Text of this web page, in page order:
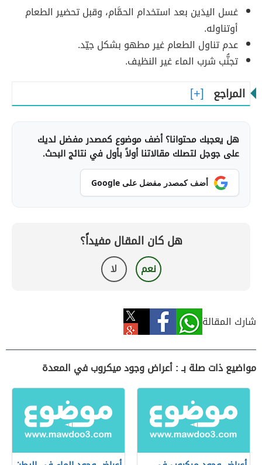
غسل اليدَين بعد استخدام الحمَّام، وقبل تحضير الطعام
أوتناوله.
عدم تناول الطعام غير مطهو بشكل جيّد.
تجنُّب شرب الماء غير النظيف.
المراجع
هل يعجبك محتوانا؟ أضف موضوع كمصدر مفضل لديك
على جوجل لتصلك مقالاتنا أولاً بأول في نتائج البحث.
أضف كمصدر مفضل على Google
هل كان المقال مفيداً؟
نعم لا
شارك المقالة
مواضيع ذات صلة بـ : أعراض وجود ميكروب في المعدة